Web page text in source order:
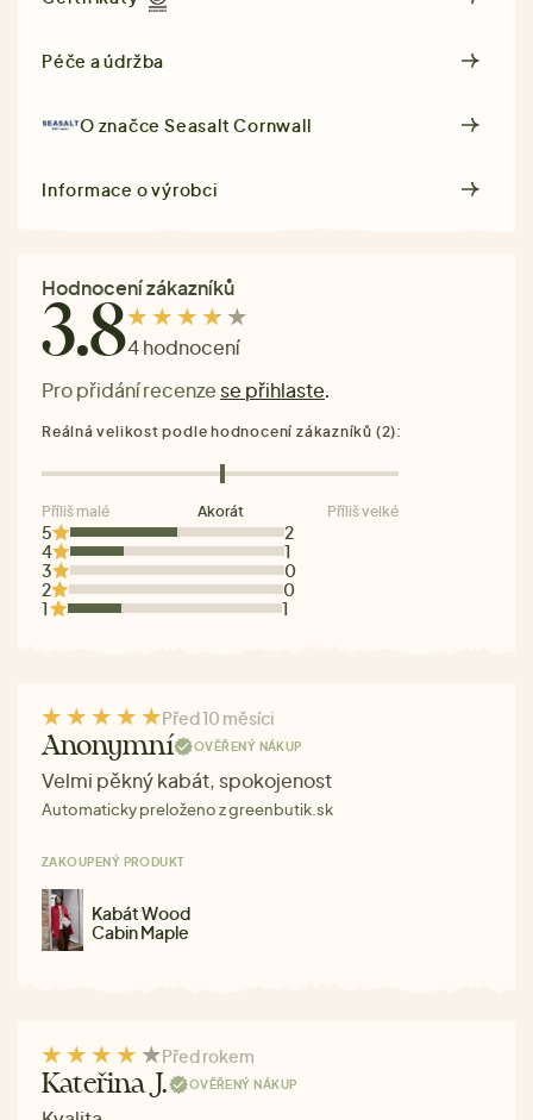
Péče a údržba
O značceSeasalt Cornwall
Informace o výrobci
Hodnocení zákazníků
3.84 hodnocení
Pro přidání recenze se přihlaste.
5
2
4
1
3
0
2
0
1
1
Reálná velikost podle hodnocení zákazníků (2):
Příliš malé Akorát Příliš velké
Před 10 měsíci
Anonymní OVĚŘENÝ NÁKUP
Velmi pěkný kabát, spokojenost
Automaticky preloženo z greenbutik.sk
ZAKOUPENÝ PRODUKT
Kabát Wood
Cabin Maple
Před rokem
Kateřina J. OVĚŘENÝ NÁKUP